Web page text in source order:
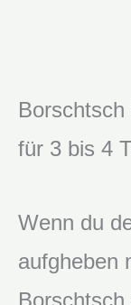
für 3 bis 4
Wenn du
aufgheben